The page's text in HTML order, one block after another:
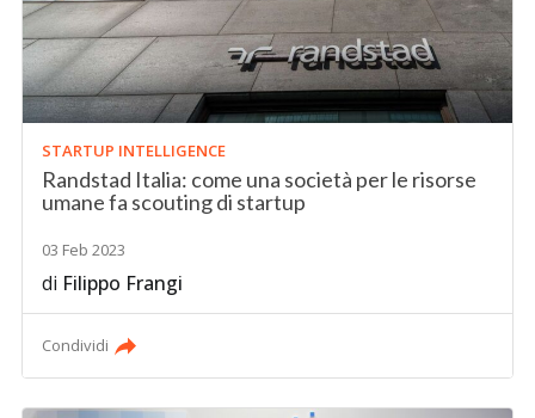
STARTUP INTELLIGENCE
Randstad Italia: come una società per le risorse
umane fa scouting di startup
03 Feb 2023
di Filippo Frangi
Condividi